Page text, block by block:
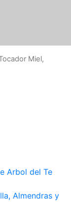
Miel,
Arbol del Te
Almendras y